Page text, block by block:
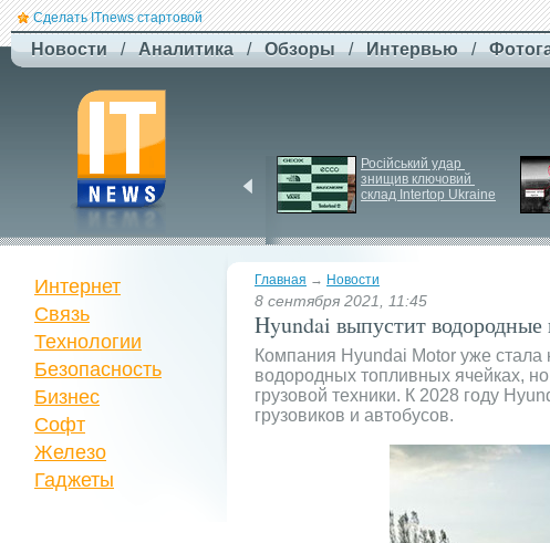
Сделать ITnews стартовой
Новости / Аналитика / Обзоры / Интервью /
ракета Kheibar Shekan
способна усложнить
работу систем ПРО
Російський удар
знищив ключовий
склад Intertop Ukraine
Главная → Новости
8 сентября 2021, 11:45
Hyundai выпустит водородные
Компания Hyundai Motor уже
водородных топливных ячейках,
грузовой техники. К 2028 году
грузовиков и автобусов.
Интернет
Связь
Технологии
Безопасность
Бизнес
Софт
Железо
Гаджеты